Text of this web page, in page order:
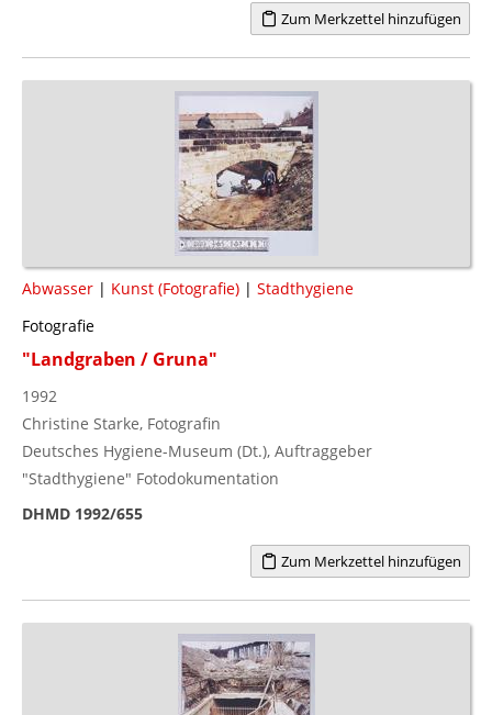
Zum Merkzettel hinzufügen
Abwasser | Kunst (Fotografie) | Stadthygiene
Fotografie
"Landgraben / Gruna"
1992
Christine Starke, Fotografin
Deutsches Hygiene-Museum (Dt.), Auftraggeber
"Stadthygiene" Fotodokumentation
DHMD 1992/655
Zum Merkzettel hinzufügen